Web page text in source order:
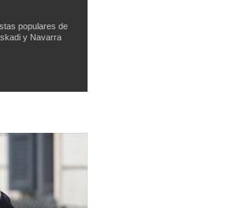
populares de
y Navarra